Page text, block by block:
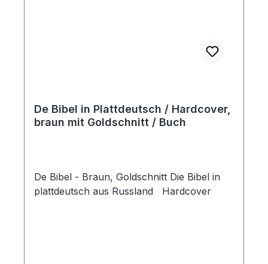
De Bibel in Plattdeutsch / Hardcover,
braun mit Goldschnitt / Buch
De Bibel - Braun, Goldschnitt Die Bibel in
plattdeutsch aus Russland Hardcover